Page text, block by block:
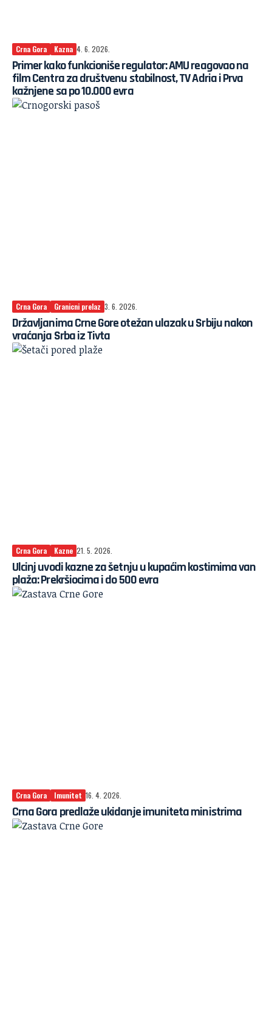
Crna Gora Kazna 4. 6. 2026.
Primer kako funkcioniše regulator: AMU reagovao na
film Centra za društvenu stabilnost, TV Adria i Prva
kažnjene sa po 10.000 evra
Crna Gora Granicni prelaz 3. 6. 2026.
Državljanima Crne Gore otežan ulazak u Srbiju nakon
vraćanja Srba iz Tivta
Crna Gora Kazne 21. 5. 2026.
Ulcinj uvodi kazne za šetnju u kupaćim kostimima van
plaža: Prekršiocima i do 500 evra
Crna Gora Imunitet 16. 4. 2026.
Crna Gora predlaže ukidanje imuniteta ministrima